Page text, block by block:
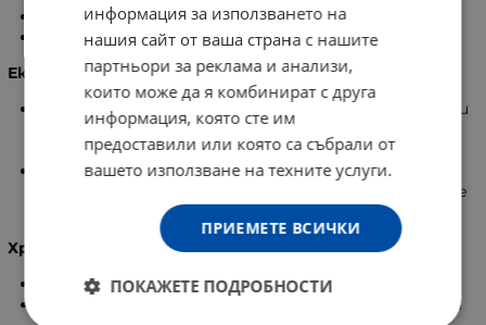
Балансира стойностите на кръвната захар.
Намалява потребността от сладки храни.
Екстракт от горчив пъпеш
Обогатен с биологично активни химични съставки
– тритерпени, сапунини, пептиди, протеини,
гликозиди.
Гликозидите поддържат нормално ниво на
глюкозата в кръвта и предпазват от натрупване
на излишни мазнини.
Хром (хром пиколинат (Cr3+))
Балансира нивата на кръвна захар.
Оказва контрол върху апетита и влечението към
информация за използването на
нашия сайт от ваша страна с нашите
партньори за реклама и анализи,
които може да я комбинират с друга
информация, която сте им
предоставили или която са събрали от
вашето използване на техните услуги.
ПРИЕМЕТЕ ВСИЧКИ
ПОКАЖЕТЕ ПОДРОБНОСТИ